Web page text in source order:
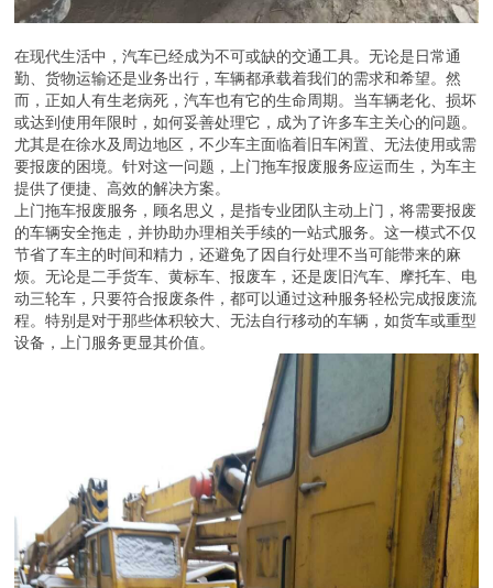
在现代生活中，汽车已经成为不可或缺的交通工具。无论是日常通
勤、货物运输还是业务出行，车辆都承载着我们的需求和希望。然
而，正如人有生老病死，汽车也有它的生命周期。当车辆老化、损坏
或达到使用年限时，如何妥善处理它，成为了许多车主关心的问题。
尤其是在徐水及周边地区，不少车主面临着旧车闲置、无法使用或需
要报废的困境。针对这一问题，上门拖车报废服务应运而生，为车主
提供了便捷、高效的解决方案。
上门拖车报废服务，顾名思义，是指专业团队主动上门，将需要报废
的车辆安全拖走，并协助办理相关手续的一站式服务。这一模式不仅
节省了车主的时间和精力，还避免了因自行处理不当可能带来的麻
烦。无论是二手货车、黄标车、报废车，还是废旧汽车、摩托车、电
动三轮车，只要符合报废条件，都可以通过这种服务轻松完成报废流
程。特别是对于那些体积较大、无法自行移动的车辆，如货车或重型
设备，上门服务更显其价值。